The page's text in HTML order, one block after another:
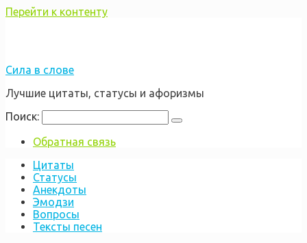
Перейти к контенту
Сила в слове
Лучшие цитаты, статусы и афоризмы
Поиск:
Обратная связь
Цитаты
Статусы
Анекдоты
Эмодзи
Вопросы
Тексты песен